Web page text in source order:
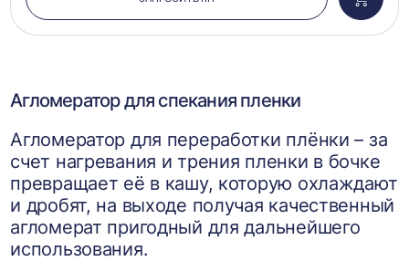
в
Агломератор для спекания пленки
Агломератор для переработки плёнки – за
счет нагревания и трения пленки в бочке
превращает её в кашу, которую охлаждают
и дробят, на выходе получая качественный
агломерат пригодный для дальнейшего
использования.